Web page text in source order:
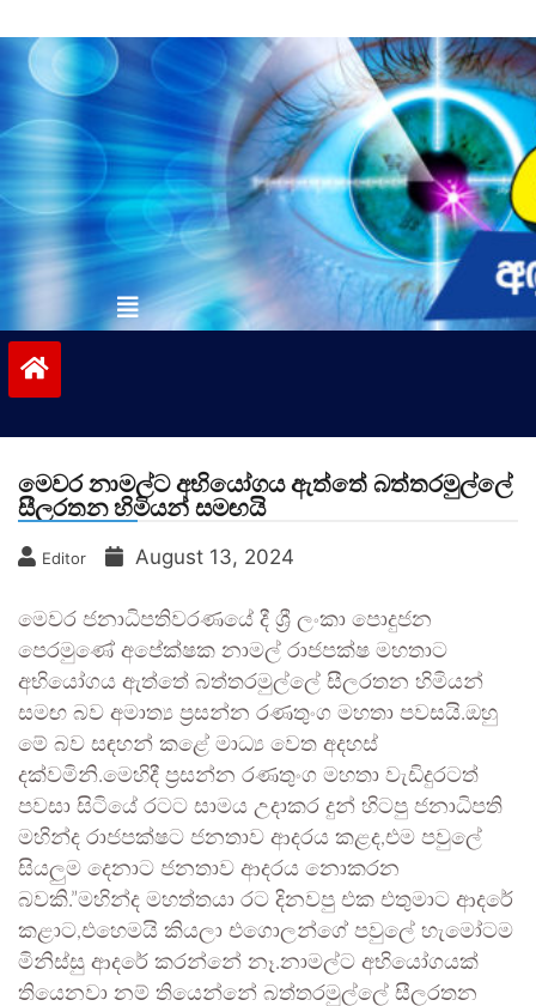
to
contentvinivida.lk
මෙවර නාමල්ට අභියෝගය ඇත්තේ බත්තරමුල්ලේ
සීලරතන හිමියන් සමඟයි
Editor August 13, 2024
මෙවර ජනාධිපතිවරණයේ දී ශ්‍රී ලංකා පොදුජන
පෙරමුණේ අපේක්ෂක නාමල් රාජපක්ෂ මහතාට
අභියෝගය ඇත්තේ බත්තරමුල්ලේ සීලරතන හිමියන්
සමඟ බව අමාත්‍ය ප්‍රසන්න රණතුංග මහතා පවසයි.ඔහු
මේ බව සඳහන් කළේ මාධ්‍ය වෙත අදහස්
දක්වමිනි.මෙහිදී ප්‍රසන්න රණතුංග මහතා වැඩිදුරටත්
පවසා සිටියේ රටට සාමය උදාකර දුන් හිටපු ජනාධිපති
මහින්ද රාජපක්ෂට ජනතාව ආදරය කළද,එම පවුලේ
සියලුම දෙනාට ජනතාව ආදරය නොකරන
බවකි.”මහින්ද මහත්තයා රට දිනවපු එක එතුමාට ආදරේ
කළාට,එහෙමයි කියලා එගොලන්ගේ පවුලේ හැමෝටම
මිනිස්සු ආදරේ කරන්නේ නෑ.නාමල්ට අභියෝගයක්
තියෙනවා නම් තියෙන්නේ බත්තරමුල්ලේ සීලරතන